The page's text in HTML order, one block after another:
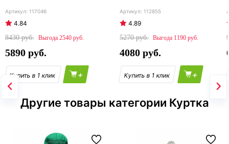
117046
4.84
8430
2540
5890
+
112855
4.89
5270
1190
4080
+
Другие товары категории Куртка